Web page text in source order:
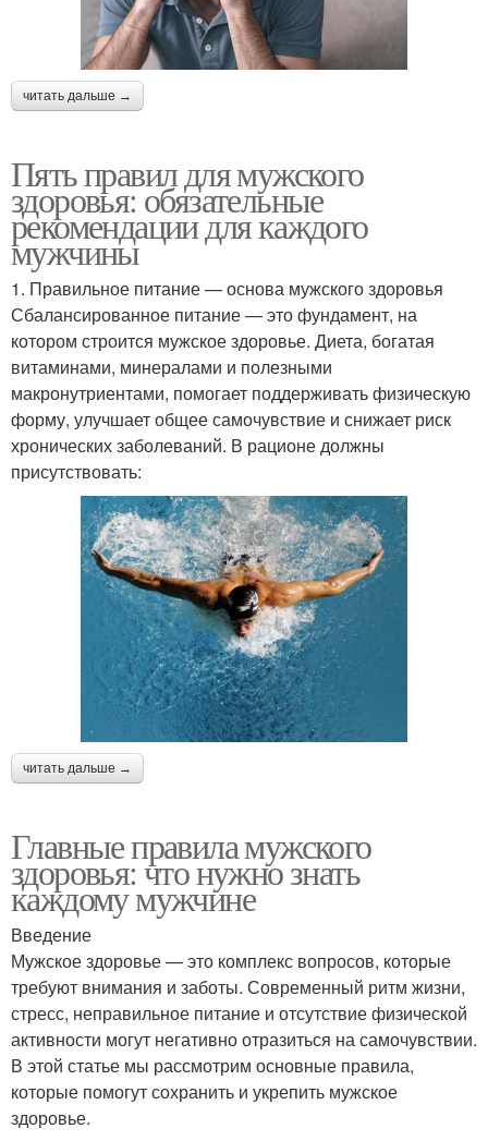
читать дальше →
Пять правил для мужского
здоровья: обязательные
рекомендации для каждого
мужчины
1. Правильное питание — основа мужского здоровья
Сбалансированное питание — это фундамент, на
котором строится мужское здоровье. Диета, богатая
витаминами, минералами и полезными
макронутриентами, помогает поддерживать физическую
форму, улучшает общее самочувствие и снижает риск
хронических заболеваний. В рационе должны
присутствовать:
читать дальше →
Главные правила мужского
здоровья: что нужно знать
каждому мужчине
Введение
Мужское здоровье — это комплекс вопросов, которые
требуют внимания и заботы. Современный ритм жизни,
стресс, неправильное питание и отсутствие физической
активности могут негативно отразиться на самочувствии.
В этой статье мы рассмотрим основные правила,
которые помогут сохранить и укрепить мужское
здоровье.